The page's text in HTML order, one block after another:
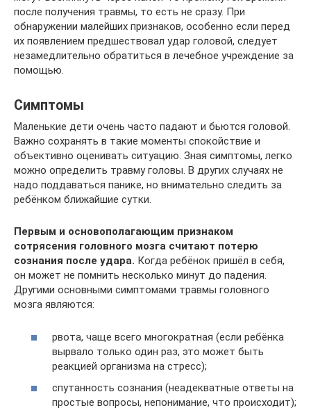
после получения травмы, то есть не сразу. При
обнаружении малейших признаков, особенно если перед
их появлением предшествовал удар головой, следует
незамедлительно обратиться в лечебное учреждение за
помощью.
Симптомы
Маленькие дети очень часто падают и бьются головой.
Важно сохранять в такие моменты спокойствие и
объективно оценивать ситуацию. Зная симптомы, легко
можно определить травму головы. В других случаях не
надо поддаваться панике, но внимательно следить за
ребёнком ближайшие сутки.
Первым и основополагающим признаком
сотрясения головного мозга считают потерю
сознания после удара. Когда ребёнок пришёл в себя,
он может не помнить несколько минут до падения.
Другими основными симптомами травмы головного
мозга являются:
рвота, чаще всего многократная (если ребёнка
вырвало только один раз, это может быть
реакцией организма на стресс);
спутанность сознания (неадекватные ответы на
простые вопросы, непонимание, что происходит);